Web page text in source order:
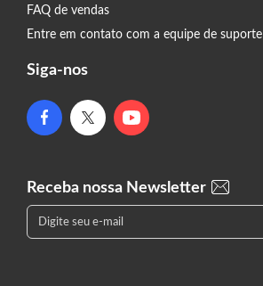
FAQ de vendas
Entre em contato com a equipe de suporte
Siga-nos
Receba nossa Newsletter